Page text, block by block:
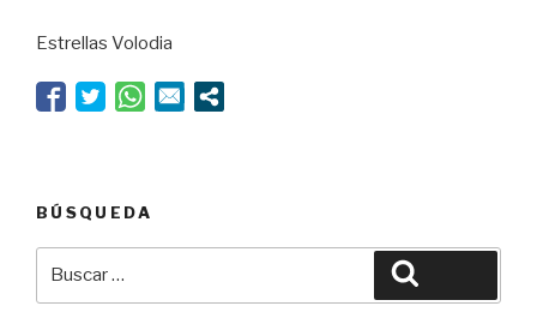
Estrellas Volodia
BÚSQUEDA